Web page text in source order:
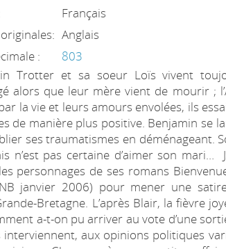
Français
Anglais
:
803
Trotter et sa soeur Loïs vivent
alors que leur mère vient de mourir ;
la vie et leurs amours envolées, ils
de manière plus positive. Benjamin se
ses traumatismes en déménageant.
n’est pas certaine d’aimer son mari…
personnages de ses romans
janvier 2006) pour mener une
Bretagne. L’après Blair, la fièvre
a-t-on pu arriver au vote d’une
aux opinions politiques